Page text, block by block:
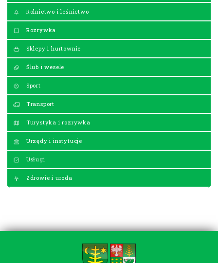
Rolnictwo i leśnictwo
Rozrywka
Sklepy i hurtownie
Ślub i wesele
Sport
Transport
Turystyka i rozrywka
Urzędy i instytucje
Usługi
Zdrowie i uroda